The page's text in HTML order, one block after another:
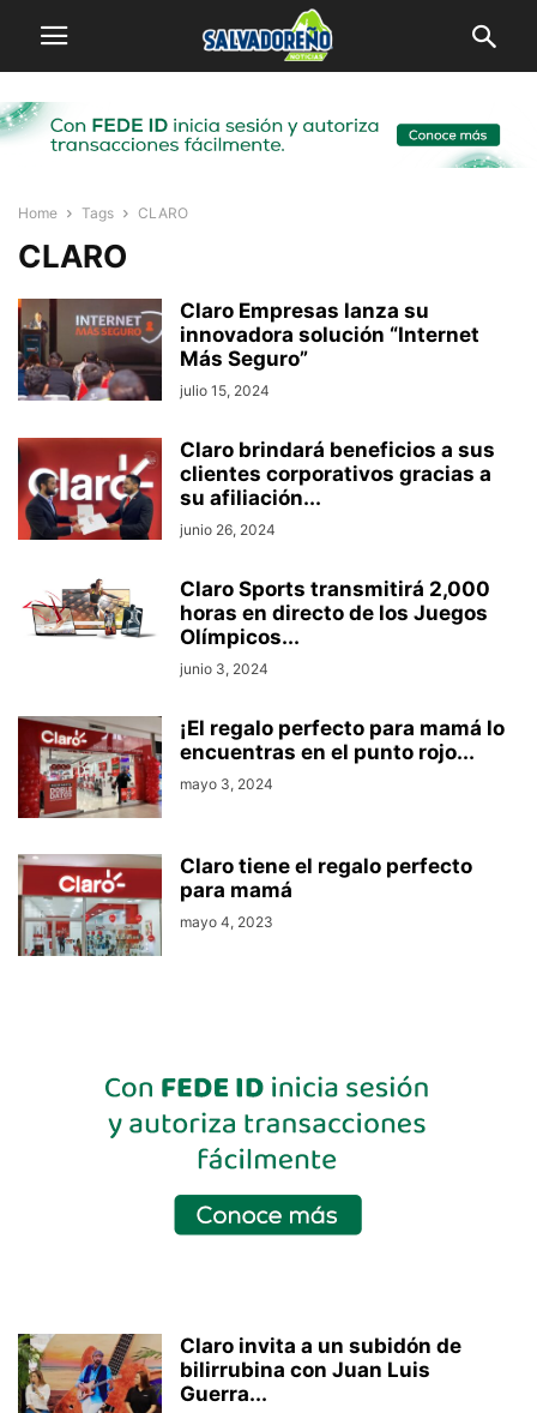
Home Tags CLARO
CLARO
Claro Empresas lanza su
innovadora solución “Internet
Más Seguro”
julio 15, 2024
Claro brindará beneficios a sus
clientes corporativos gracias a
su afiliación...
junio 26, 2024
Claro Sports transmitirá 2,000
horas en directo de los Juegos
Olímpicos...
junio 3, 2024
¡El regalo perfecto para mamá lo
encuentras en el punto rojo...
mayo 3, 2024
Claro tiene el regalo perfecto
para mamá
mayo 4, 2023
Claro invita a un subidón de
bilirrubina con Juan Luis
Guerra...